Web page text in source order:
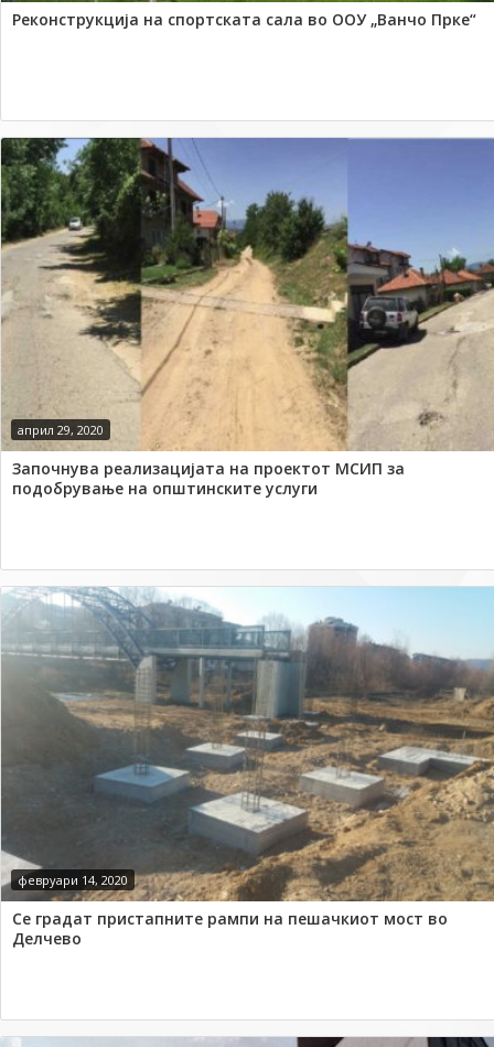
Реконструкција на спортската сала во ООУ „Ванчо Прке“
април 29, 2020
Започнува реализацијата на проектот МСИП за
подобрување на општинските услуги
февруари 14, 2020
Се градат пристапните рампи на пешачкиот мост во
Делчево